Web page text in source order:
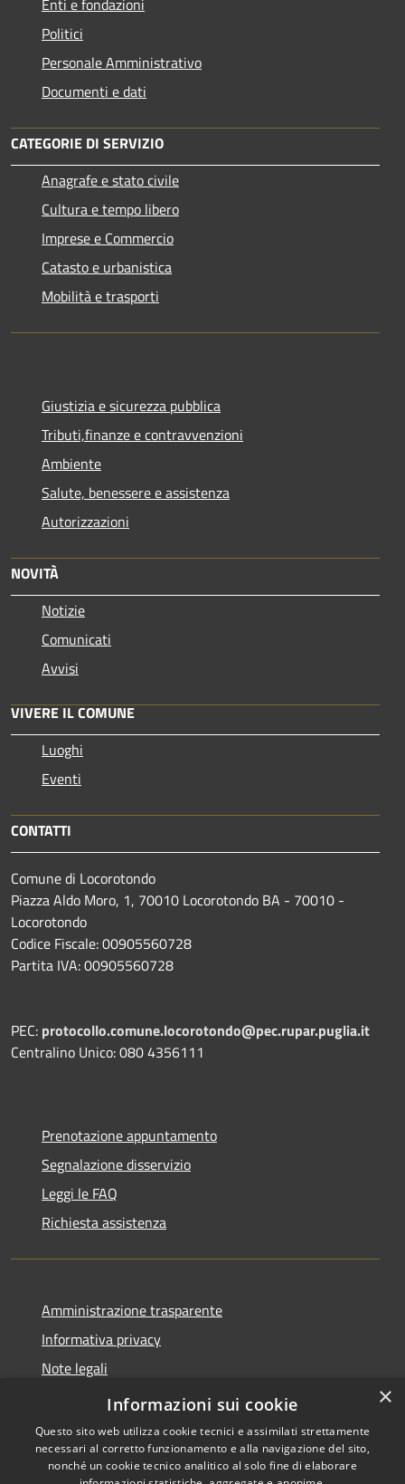
Enti e fondazioni
Politici
Personale Amministrativo
Documenti e dati
CATEGORIE DI SERVIZIO
Anagrafe e stato civile
Cultura e tempo libero
Imprese e Commercio
Catasto e urbanistica
Mobilità e trasporti
Giustizia e sicurezza pubblica
Tributi,finanze e contravvenzioni
Ambiente
Salute, benessere e assistenza
Autorizzazioni
NOVITÀ
Notizie
Comunicati
Avvisi
VIVERE IL COMUNE
Luoghi
Eventi
CONTATTI
Comune di Locorotondo
Piazza Aldo Moro, 1, 70010 Locorotondo BA - 70010 -
Locorotondo
Codice Fiscale: 00905560728
Partita IVA: 00905560728
PEC: protocollo.comune.locorotondo@pec.rupar.puglia.it
Centralino Unico: 080 4356111
Prenotazione appuntamento
Segnalazione disservizio
Leggi le FAQ
Richiesta assistenza
Amministrazione trasparente
Informativa privacy
Note legali
Dichiarazione di accessibilità
×
Informazioni sui cookie
Questo sito web utilizza cookie tecnici e assimilati strettamente
necessari al corretto funzionamento e alla navigazione del sito,
nonché un cookie tecnico analitico al solo fine di elaborare